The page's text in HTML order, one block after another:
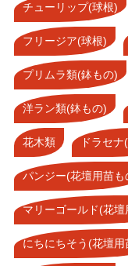
チューリップ(球根)
フリージア(球根)
プリムラ類(鉢もの)
洋ラン類(鉢もの)
花木類 ドラセ
パンジー(花壇用苗も
マリーゴールド(花壇
にちにちそう(花壇用